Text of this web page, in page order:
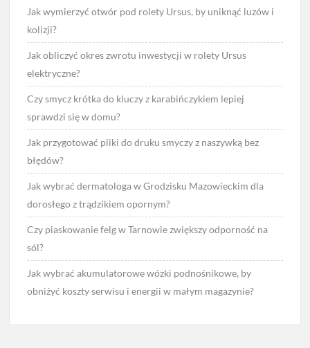
Jak wymierzyć otwór pod rolety Ursus, by uniknąć luzów i
kolizji?
Jak obliczyć okres zwrotu inwestycji w rolety Ursus
elektryczne?
Czy smycz krótka do kluczy z karabińczykiem lepiej
sprawdzi się w domu?
Jak przygotować pliki do druku smyczy z naszywką bez
błędów?
Jak wybrać dermatologa w Grodzisku Mazowieckim dla
dorosłego z trądzikiem opornym?
Czy piaskowanie felg w Tarnowie zwiększy odporność na
sól?
Jak wybrać akumulatorowe wózki podnośnikowe, by
obniżyć koszty serwisu i energii w małym magazynie?